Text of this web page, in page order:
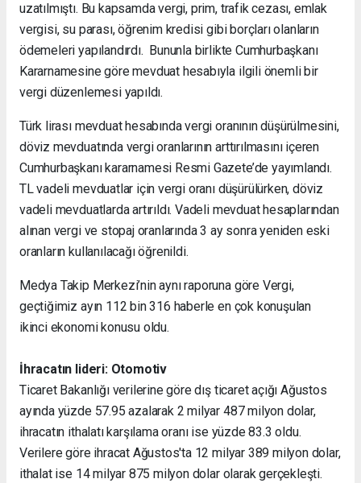
uzatılmıştı. Bu kapsamda vergi, prim, trafik cezası, emlak
vergisi, su parası, öğrenim kredisi gibi borçları olanların
ödemeleri yapılandırdı. Bununla birlikte Cumhurbaşkanı
Kararnamesine göre mevduat hesabıyla ilgili önemli bir
vergi düzenlemesi yapıldı.
Türk lirası mevduat hesabında vergi oranının düşürülmesini,
döviz mevduatında vergi oranlarının arttırılmasını içeren
Cumhurbaşkanı kararnamesi Resmi Gazete’de yayımlandı.
TL vadeli mevduatlar için vergi oranı düşürülürken, döviz
vadeli mevduatlarda artırıldı. Vadeli mevduat hesaplarından
alınan vergi ve stopaj oranlarında 3 ay sonra yeniden eski
oranların kullanılacağı öğrenildi.
Medya Takip Merkezi’nin aynı raporuna göre Vergi,
geçtiğimiz ayın 112 bin 316 haberle en çok konuşulan
ikinci ekonomi konusu oldu.
İhracatın lideri: Otomotiv
Ticaret Bakanlığı verilerine göre dış ticaret açığı Ağustos
ayında yüzde 57.95 azalarak 2 milyar 487 milyon dolar,
ihracatın ithalatı karşılama oranı ise yüzde 83.3 oldu.
Verilere göre ihracat Ağustos'ta 12 milyar 389 milyon dolar,
ithalat ise 14 milyar 875 milyon dolar olarak gerçekleşti.